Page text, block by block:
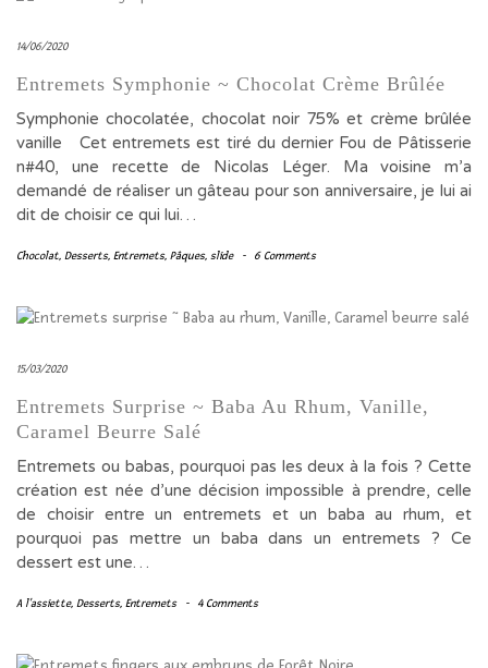
14/06/2020
Entremets Symphonie ~ Chocolat Crème Brûlée
Symphonie chocolatée, chocolat noir 75% et crème brûlée
vanille Cet entremets est tiré du dernier Fou de Pâtisserie
n#40, une recette de Nicolas Léger. Ma voisine m’a
demandé de réaliser un gâteau pour son anniversaire, je lui ai
dit de choisir ce qui lui…
Chocolat, Desserts, Entremets, Pâques, slide - 6 Comments
15/03/2020
Entremets Surprise ~ Baba Au Rhum, Vanille,
Caramel Beurre Salé
Entremets ou babas, pourquoi pas les deux à la fois ? Cette
création est née d’une décision impossible à prendre, celle
de choisir entre un entremets et un baba au rhum, et
pourquoi pas mettre un baba dans un entremets ? Ce
dessert est une…
A l'assiette, Desserts, Entremets - 4 Comments